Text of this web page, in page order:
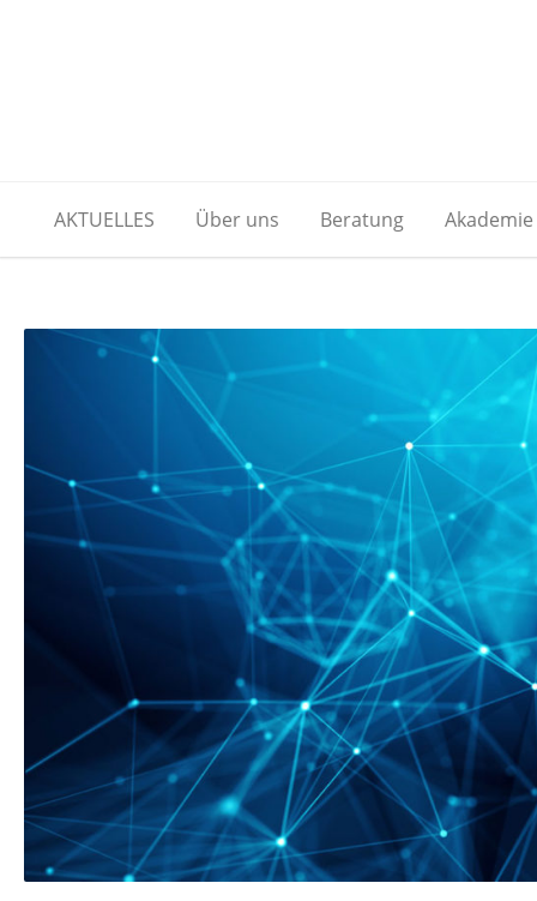
AKTUELLES Über uns Beratung Akademie